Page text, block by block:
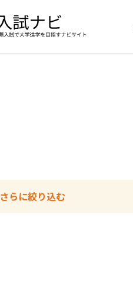
さらに絞り込む